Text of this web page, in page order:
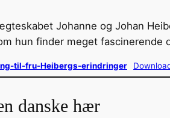
Johanne og Johan
hun finder meget fascinerende
til-fru-Heibergs-erindringer
danske hær